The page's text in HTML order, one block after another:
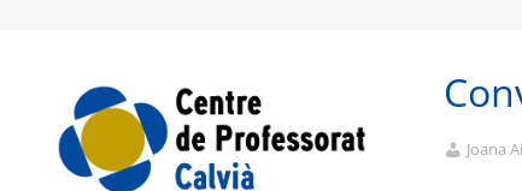
Joana